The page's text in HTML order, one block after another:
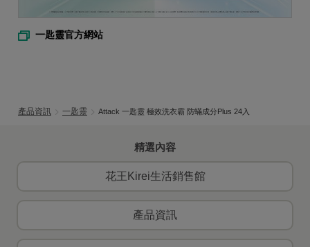
一匙靈官方網站
產品資訊 一匙靈 Attack 一匙靈 極效洗衣霸 防蟎成分Plus 24入
精選內容
花王Kirei生活銷售館
產品資訊